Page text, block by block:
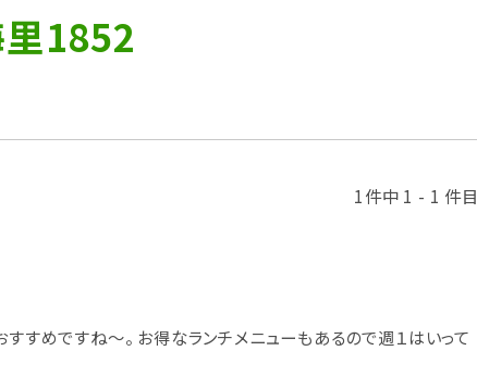
里1852
1件中 1 - 1 件目
すめですね〜。 お得なランチメニューもあるので週１はいって